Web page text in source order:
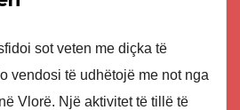
sot veten me diçka të
vendosi të udhëtojë me not nga
Vlorë. Një aktivitet të tillë të